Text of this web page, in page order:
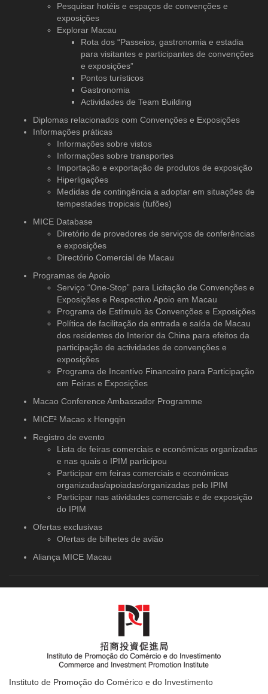
Pesquisar hotéis e espaços de convenções e
exposições
Explorar Macau
Rota dos “Passeios, gastronomia e estadia
para visitantes e participantes de convenções
e exposições”
Pontos turísticos
Gastronomia
Actividades de Team Building
Diplomas relacionados com Convenções e Exposições
Informações práticas
Informações sobre vistos
Informações sobre transportes
Importação e exportação de produtos de exposição
Hiperligações
Medidas de contingência a adoptar em situações de
tempestades tropicais (tufões)
MICE Database
Diretório de provedores de serviços de conferências
e exposições
Directório Comercial de Macau
Programas de Apoio
Serviço “One-Stop” para Licitação de Convenções e
Exposições e Respectivo Apoio em Macau
Programa de Estímulo às Convenções e Exposições
Política de facilitação da entrada e saída de Macau
dos residentes do Interior da China para efeitos da
participação de actividades de convenções e
exposições
Programa de Incentivo Financeiro para Participação
em Feiras e Exposições
Macao Conference Ambassador Programme
MICE² Macao x Hengqin
Registro de evento
Lista de feiras comerciais e económicas organizadas
e nas quais o IPIM participou
Participar em feiras comerciais e económicas
organizadas/apoiadas/organizadas pelo IPIM
Participar nas atividades comerciais e de exposição
do IPIM
Ofertas exclusivas
Ofertas de bilhetes de avião
Aliança MICE Macau
Instituto de Promoção do Comérico e do Investimento